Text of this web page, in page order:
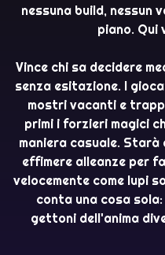
nessuna build, nessun
piano. Qui
Vince chi sa decidere
senza esitazione. I
mostri vacanti e
primi i forzieri magici
maniera casuale.
effimere alleanze per
velocemente come lupi
conta una cosa
gettoni dell'anima